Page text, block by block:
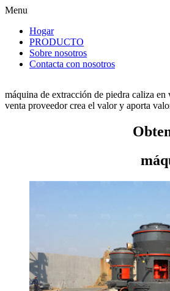
Menu
Hogar
PRODUCTO
Sobre nosotros
Contacta con nosotros
máquina de extracción de piedra caliza
venta proveedor crea el valor y aporta